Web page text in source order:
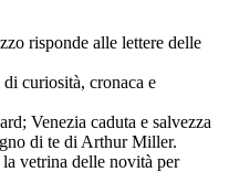
risponde alle lettere delle
curiosità, cronaca e
Venezia caduta e salvezza
di te di Arthur Miller.
vetrina delle novità per